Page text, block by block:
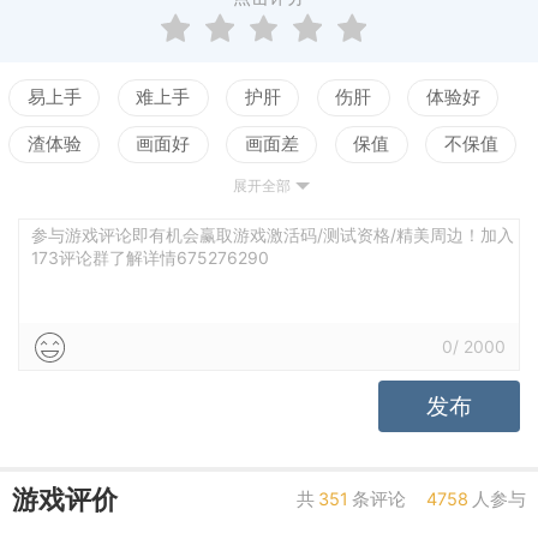
易上手 难上手 护肝 伤肝 体验好
渣体验 画面好 画面差 保值 不保值
测试
展开全部
参与游戏评论即有机会赢取游戏激活码/测试资格/精美周边！加入
173评论群了解详情675276290
0/ 2000
发布
游戏评价 共 351 条评论 4758 人参与